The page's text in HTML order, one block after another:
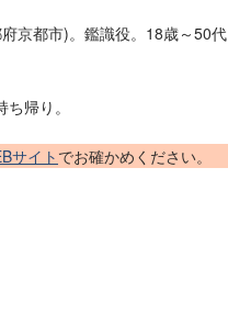
京都市)。鑑識役。18歳～50代
帰り。
サイト でお確かめください。